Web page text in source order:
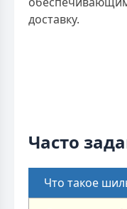
доставку.
Часто
Что такое